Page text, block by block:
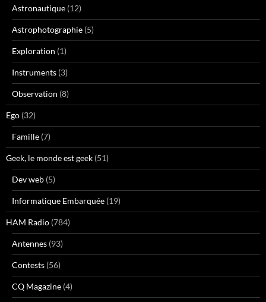
Astronautique (12)
Astrophotographie (5)
Exploration (1)
Instruments (3)
Observation (8)
Ego (32)
Famille (7)
Geek, le monde est geek (51)
Dev web (5)
Informatique Embarquée (19)
HAM Radio (784)
Antennes (93)
Contests (56)
CQ Magazine (4)